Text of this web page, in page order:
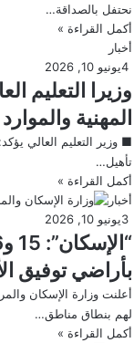
نحتفل بالصداقة…
أكمل القراءة »
أخبار
يونيو 10, 2026
وزيرا التعليم
المهنية
■ وزير التعليم العالي
تأهيل…
أكمل القراءة »
أخبار
يونيو 10, 2026
بأراضي توفيق
لهم بنطاق مناطق…
أكمل القراءة »